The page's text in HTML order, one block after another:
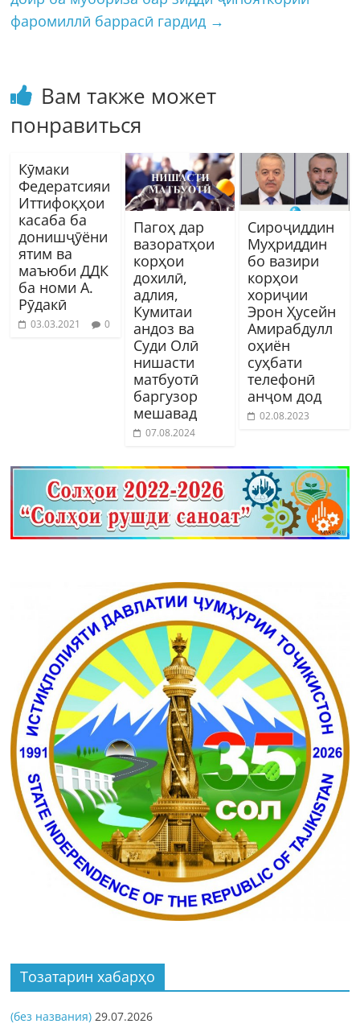
фаромиллӣ баррасӣ гардид →
Вам также может
понравиться
Кӯмаки
Федератсияи
Иттифоқҳои
касаба ба
донишҷӯёни
ятим ва
маъюби ДДК
ба номи А.
Рӯдакӣ
03.03.2021 0
Пагоҳ дар
вазоратҳои
корҳои
дохилӣ,
адлия,
Кумитаи
андоз ва
Суди Олӣ
нишасти
матбуотӣ
баргузор
мешавад
07.08.2024
Сироҷиддин
Муҳриддин
бо вазири
корҳои
хориҷии
Эрон Ҳусейн
Амирабдулл
оҳиён
суҳбати
телефонӣ
анҷом дод
02.08.2023
Тозатарин хабарҳо
(без названия) 29.07.2026